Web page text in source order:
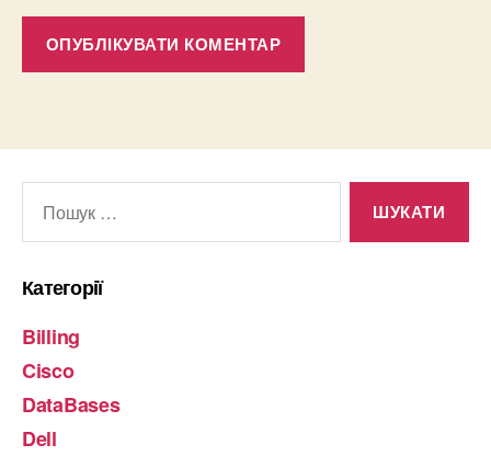
Категорії
Billing
Cisco
DataBases
Dell